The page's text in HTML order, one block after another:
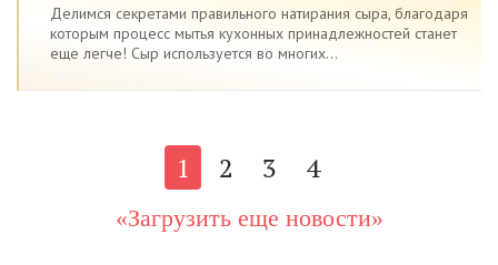
Делимся секретами правильного натирания сыра, благодаря
которым процесс мытья кухонных принадлежностей станет
еще легче! Сыр используется во многих...
1 2 3 4
«Загрузить еще новости»